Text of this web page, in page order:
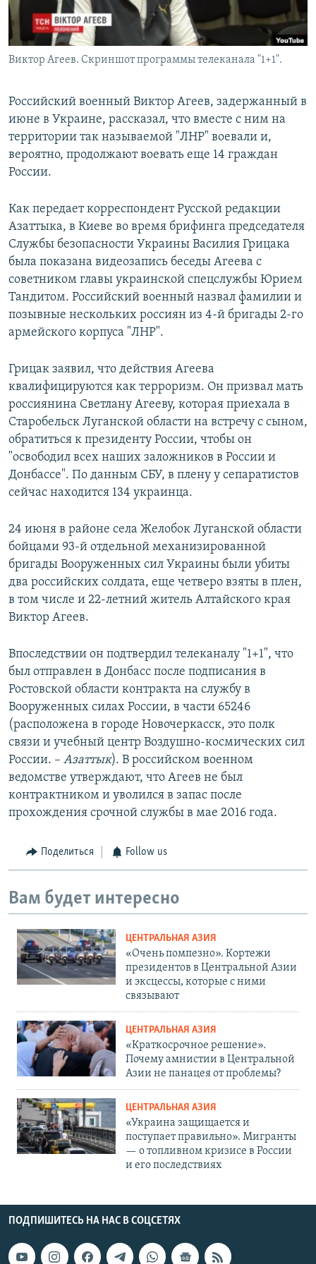
Виктор Агеев. Скриншот программы телеканала "1+1".
Российский военный Виктор Агеев, задержанный в
июне в Украине, рассказал, что вместе с ним на
территории так называемой "ЛНР" воевали и,
вероятно, продолжают воевать еще 14 граждан
России.
Как передает корреспондент Русской редакции
Азаттыка, в Киеве во время брифинга председателя
Службы безопасности Украины Василия Грицака
была показана видеозапись беседы Агеева с
советником главы украинской спецслужбы Юрием
Тандитом. Российский военный назвал фамилии и
позывные нескольких россиян из 4-й бригады 2-го
армейского корпуса "ЛНР".
Грицак заявил, что действия Агеева
квалифицируются как терроризм. Он призвал мать
россиянина Светлану Агееву, которая приехала в
Старобельск Луганской области на встречу с сыном,
обратиться к президенту России, чтобы он
"освободил всех наших заложников в России и
Донбассе". По данным СБУ, в плену у сепаратистов
сейчас находится 134 украинца.
24 июня в районе села Желобок Луганской области
бойцами 93-й отдельной механизированной
бригады Вооруженных сил Украины были убиты
два российских солдата, еще четверо взяты в плен,
в том числе и 22-летний житель Алтайского края
Виктор Агеев.
Впоследствии он подтвердил телеканалу "1+1", что
был отправлен в Донбасс после подписания в
Ростовской области контракта на службу в
Вооруженных силах России, в части 65246
(расположена в городе Новочеркасск, это полк
связи и учебный центр Воздушно-космических сил
России. – Азаттык). В российском военном
ведомстве утверждают, что Агеев не был
контрактником и уволился в запас после
прохождения срочной службы в мае 2016 года.
Поделиться Follow us
Вам будет интересно
ЦЕНТРАЛЬНАЯ АЗИЯ
«Очень помпезно». Кортежи
президентов в Центральной Азии
и эксцессы, которые с ними
связывают
ЦЕНТРАЛЬНАЯ АЗИЯ
«Краткосрочное решение».
Почему амнистии в Центральной
Азии не панацея от проблемы?
ЦЕНТРАЛЬНАЯ АЗИЯ
«Украина защищается и
поступает правильно». Мигранты
— о топливном кризисе в России
и его последствиях
ПОДПИШИТЕСЬ НА НАС В СОЦСЕТЯХ